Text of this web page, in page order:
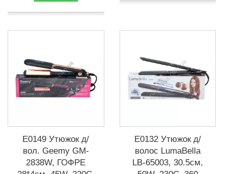
Е0149 Утюжок д/
вол. Geemy GM-
2838W, ГОФРЕ
Е0132 Утюжок д/
волос LumaBella
LВ-65003, 30.5см,